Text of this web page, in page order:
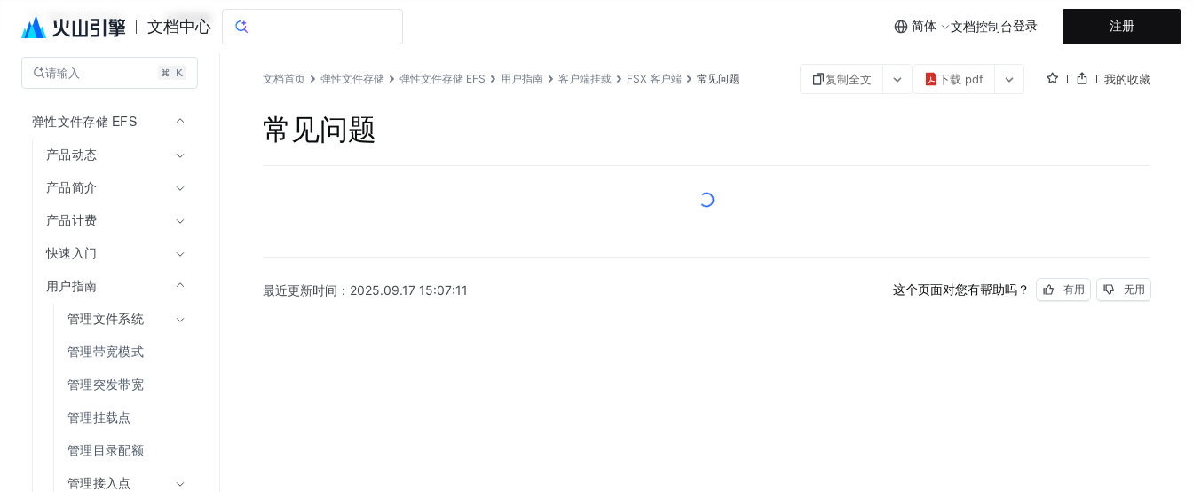
文档中心 简体 文档控制台登录 注册
弹性文件存储 文档指南
请输入
弹性文件存储 EFS
产品动态
产品简介
产品计费
快速入门
用户指南
管理文件系统
管理带宽模式
管理突发带宽
管理挂载点
管理目录配额
管理接入点
文档首页 弹性文件存储 弹性文件存储 EFS 用户指南 客户端挂载 FSX 客户端 常见问题 复制全文 下载 pdf 我的收藏
常见问题
最近更新时间： 2025.09.17 15:07:11 这个页面对您有帮助吗？ 有用 无用